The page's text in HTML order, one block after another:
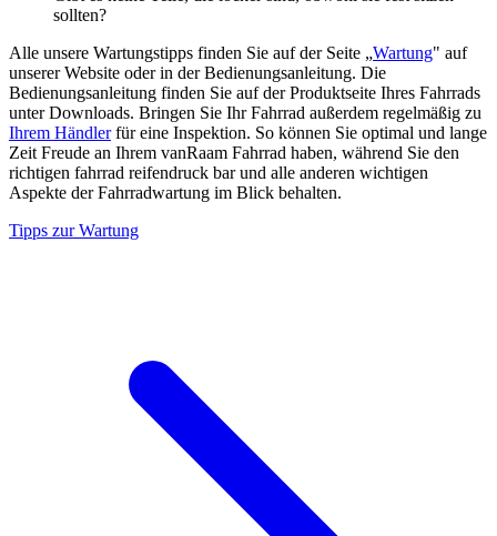
sollten?
Alle unsere Wartungstipps finden Sie auf der Seite „Wartung" auf
unserer Website oder in der Bedienungsanleitung. Die
Bedienungsanleitung finden Sie auf der Produktseite Ihres Fahrrads
unter Downloads. Bringen Sie Ihr Fahrrad außerdem regelmäßig zu
Ihrem Händlerfür eine Inspektion. So können Sie optimal und lange
Zeit Freude an Ihrem vanRaam Fahrrad haben, während Sie den
richtigen fahrrad reifendruck bar und alle anderen wichtigen
Aspekte der Fahrradwartung im Blick behalten.
Tipps zur Wartung